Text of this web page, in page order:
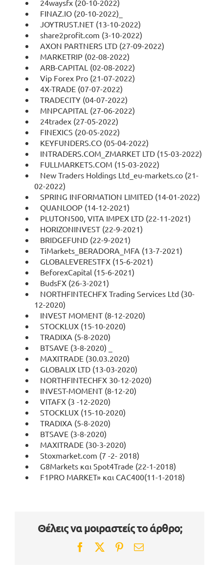
24waysfx (20-10-2022)
FINAZ.IO (20-10-2022)_
JOYTRUST.NET (13-10-2022)
share2profit.com (3-10-2022)
AXON PARTNERS LTD (27-09-2022)
MARKETRIP (02-08-2022)
ARB-CAPITAL (02-08-2022)
Vip Forex Pro (21-07-2022)
4X-TRADE (07-07-2022)
TRADECITY (04-07-2022)
MNPCAPITAL (27-06-2022)
24tradex (27-05-2022)
FINEXICS (20-05-2022)
KEYFUNDERS.CO (05-04-2022)
INTRADERS.COM_ZMARKET LTD (15-03-2022)
FULLMARKETS.COM (15-03-2022)
New Traders Holdings Ltd_eu-markets.co (21-
02-2022)
SPRING INFORMATION LIMITED (14-01-2022)
QUANLOOP (14-12-2021)
PLUTON500, VITA IMPEX LTD (22-11-2021)
HORIZONINVEST (22-9-2021)
BRIDGEFUND (22-9-2021)
TiMarkets_BERADORA_MFA (13-7-2021)
GLOBALEVERESTFX (15-6-2021)
BeforexCapital (15-6-2021)
BudsFX (26-3-2021)
NORTHFINTECHFX Trading Services Ltd (30-
12-2020)
INVEST MOMENT (8-12-2020)
STOCKLUX (15-10-2020)
TRADIXA (5-8-2020)
BTSAVE (3-8-2020) _
MAXITRADE (30.03.2020)
GLOBALIX LTD (13-03-2020)
NORTHFINTECHFX 30-12-2020)
INVEST-MOMENT (8-12-20)
VITAFX (3 -12-2020)
STOCKLUX (15-10-2020)
TRADIXA (5-8-2020)
BTSAVE (3-8-2020)
MAXITRADE (30-3-2020)
Stoxmarket.com (7 -2- 2018)
G8Markets και Spot4Trade (22-1-2018)
F1PRO MARKET» και CAC400(11-1-2018)
Θέλεις να μοιραστείς το άρθρο;
Facebook
TwitterPinterest
Email